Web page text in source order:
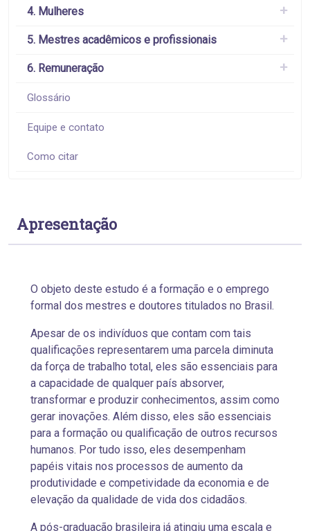
4. Mulheres
5. Mestres acadêmicos e profissionais
6. Remuneração
Glossário
Equipe e contato
Como citar
Apresentação
O objeto deste estudo é a formação e o emprego
formal dos mestres e doutores titulados no Brasil.
Apesar de os indivíduos que contam com tais
qualificações representarem uma parcela diminuta
da força de trabalho total, eles são essenciais para
a capacidade de qualquer país absorver,
transformar e produzir conhecimentos, assim como
gerar inovações. Além disso, eles são essenciais
para a formação ou qualificação de outros recursos
humanos. Por tudo isso, eles desempenham
papéis vitais nos processos de aumento da
produtividade e competividade da economia e de
elevação da qualidade de vida dos cidadãos.
A pós-graduação brasileira já atingiu uma escala e